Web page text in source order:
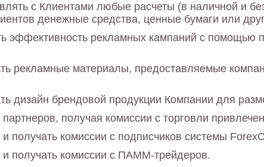
с Клиентами любые расчеты (в наличной и
денежные средства, ценные бумаги или
эффективность рекламных кампаний с помощью
рекламные материалы, предоставляемые
дизайн брендовой продукции Компании для
получая комиссии с торговли
получать комиссии с подписчиков системы
и получать комиссии с ПАММ-трейдеров.